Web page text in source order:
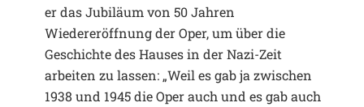
er das Jubiläum von 50 Jahren
Wiedereröffnung der Oper, um über die
Geschichte des Hauses in der Nazi-Zeit
arbeiten zu lassen: „Weil es gab ja zwischen
1938 und 1945 die Oper auch und es gab auch